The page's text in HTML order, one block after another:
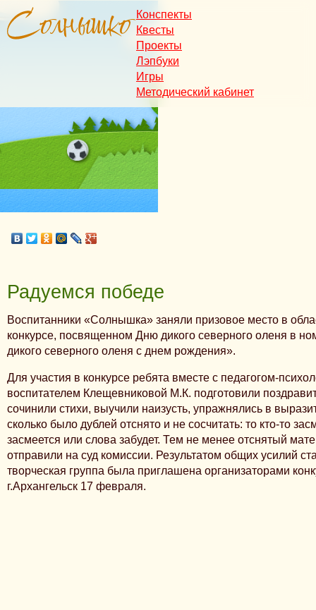
Конспекты
Квесты
Проекты
Лэпбуки
Игры
Методический кабинет
Радуемся победе
Воспитанники «Солнышка» заняли призовое место в
конкурсе, посвященном Дню дикого северного оленя в
дикого северного оленя с днем рождения».
Для участия в конкурсе ребята вместе с педагогом-
воспитателем Клещевниковой М.К. подготовили
сочинили стихи, выучили наизусть, упражнялись в
сколько было дублей отснято и не сосчитать: то кто-то
засмеется или слова забудет. Тем не менее отснятый
отправили на суд комиссии. Результатом общих усилий
творческая группа была приглашена организаторами
г.Архангельск 17 февраля.